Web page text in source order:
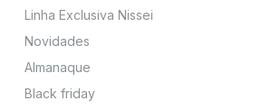
Linha Exclusiva Nissei
Novidades
Almanaque
Black friday